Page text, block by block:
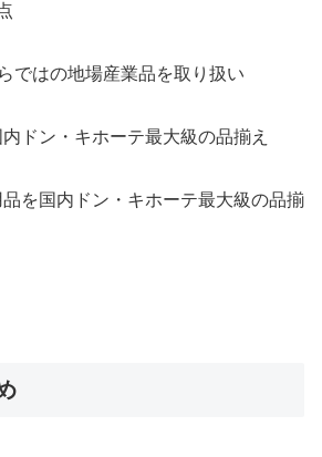
ではの地場産業品を取り扱い
ドン・キホーテ最大級の品揃え
を国内ドン・キホーテ最大級の品揃